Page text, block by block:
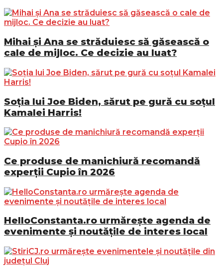
Mihai și Ana se străduiesc să găsească o
cale de mijloc. Ce decizie au luat?
Soția lui Joe Biden, sărut pe gură cu soțul
Kamalei Harris!
Ce produse de manichiură recomandă
experții Cupio în 2026
HelloConstanta.ro urmărește agenda de
evenimente și noutățile de interes local